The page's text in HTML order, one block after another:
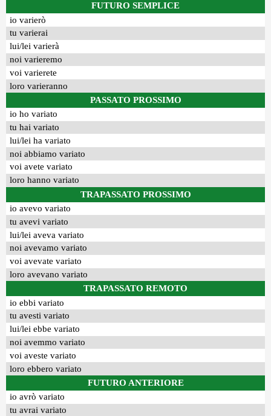
FUTURO SEMPLICE
io varierò
tu varierai
lui/lei varierà
noi varieremo
voi varierete
loro varieranno
PASSATO PROSSIMO
io ho variato
tu hai variato
lui/lei ha variato
noi abbiamo variato
voi avete variato
loro hanno variato
TRAPASSATO PROSSIMO
io avevo variato
tu avevi variato
lui/lei aveva variato
noi avevamo variato
voi avevate variato
loro avevano variato
TRAPASSATO REMOTO
io ebbi variato
tu avesti variato
lui/lei ebbe variato
noi avemmo variato
voi aveste variato
loro ebbero variato
FUTURO ANTERIORE
io avrò variato
tu avrai variato